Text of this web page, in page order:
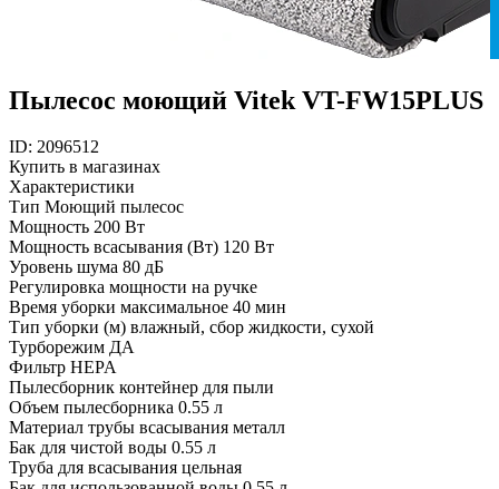
Пылесос моющий Vitek VT-FW15PLUS
ID: 2096512
Купить в магазинах
Характеристики
Тип Моющий пылесос
Мощность 200 Вт
Мощность всасывания (Вт) 120 Вт
Уровень шума 80 дБ
Регулировка мощности на ручке
Время уборки максимальное 40 мин
Тип уборки (м) влажный, сбор жидкости, сухой
Турборежим ДА
Фильтр HEPA
Пылесборник контейнер для пыли
Объем пылесборника 0.55 л
Материал трубы всасывания металл
Бак для чистой воды 0.55 л
Труба для всасывания цельная